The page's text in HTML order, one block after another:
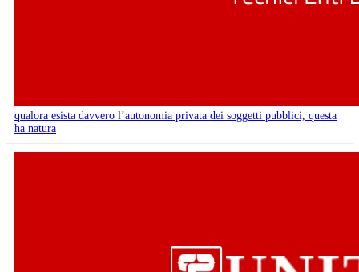
qualora esista davvero l’autonomia privata dei soggetti pubblici, questa
ha natura